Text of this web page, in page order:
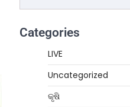
Categories
LIVE
Uncategorized
କୃଷି